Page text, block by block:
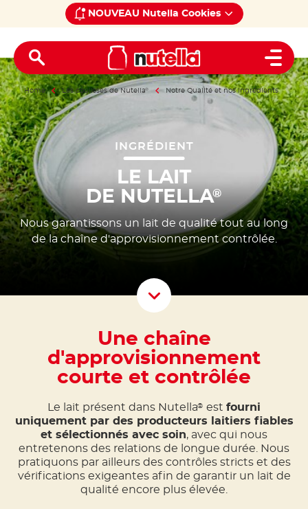
NOUVEAU Nutella Cookies
Open
Home Les coulisses de Nutella® Notre Qualité et nos ingrédients
INGRÉDIENT
LE LAIT
DE NUTELLA®
Nous garantissons un lait de qualité tout au long
de la chaîne d'approvisionnement contrôlée.
Scroll
Une chaîne
d'approvisionnement
courte et contrôlée
Le lait présent dans Nutella® est fourni
uniquement par des producteurs laitiers fiables
et sélectionnés avec soin, avec qui nous
entretenons des relations de longue durée. Nous
pratiquons par ailleurs des contrôles stricts et des
vérifications exigeantes afin de garantir un lait de
qualité encore plus élevée.